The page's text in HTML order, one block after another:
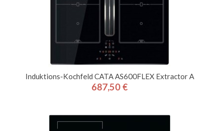
Induktions-Kochfeld CATA AS600FLEX Extractor A
Preis
687,50 €